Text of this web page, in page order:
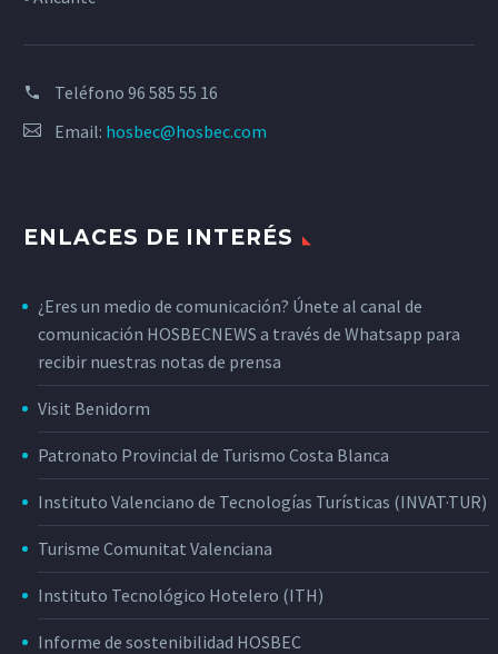
Teléfono 96 585 55 16
Email: hosbec@hosbec.com
ENLACES DE INTERÉS
¿Eres un medio de comunicación? Únete al canal de
comunicación HOSBECNEWS a través de Whatsapp para
recibir nuestras notas de prensa
Visit Benidorm
Patronato Provincial de Turismo Costa Blanca
Instituto Valenciano de Tecnologías Turísticas (INVAT·TUR)
Turisme Comunitat Valenciana
Instituto Tecnológico Hotelero (ITH)
Informe de sostenibilidad HOSBEC